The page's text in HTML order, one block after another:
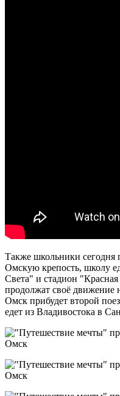
Также школьники
Омскую крепость, школу
Света" и стадион
продолжат своё движение
Омск прибудет второй
едет из Владивостока в